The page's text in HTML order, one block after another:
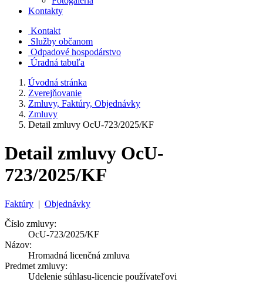
Kontakty
Kontakt
Služby občanom
Odpadové hospodárstvo
Úradná tabuľa
Úvodná stránka
Zverejňovanie
Zmluvy, Faktúry, Objednávky
Zmluvy
Detail zmluvy OcU-723/2025/KF
Detail zmluvy OcU-
723/2025/KF
Faktúry | Objednávky
Číslo zmluvy:
OcU-723/2025/KF
Názov:
Hromadná licenčná zmluva
Predmet zmluvy:
Udelenie súhlasu-licencie používateľovi